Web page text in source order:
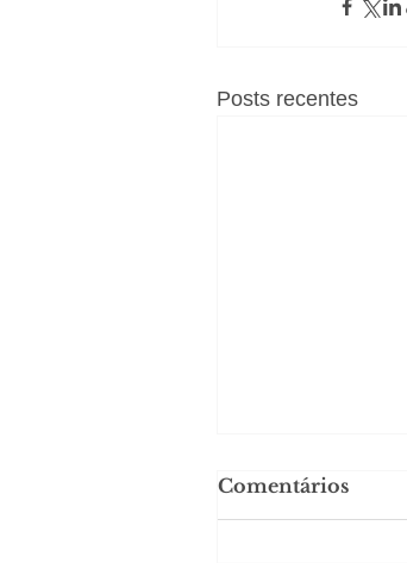
Posts recentes
Comentários